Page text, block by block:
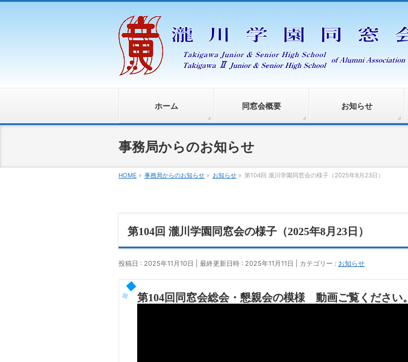
ホーム 同窓会概要 お知らせ
事務局からのお知らせ
HOME » 事務局からのお知らせ » お知らせ » 第104回 瀧川学園同窓会の様子（2025年8月23日）
第104回 瀧川学園同窓会の様子（2025年8月23日）
投稿日 : 2025年11月10日 最終更新日時 : 2025年11月11日 カテゴリー : お知らせ
第104回同窓会総会・懇親会の模様 動画ご覧ください。